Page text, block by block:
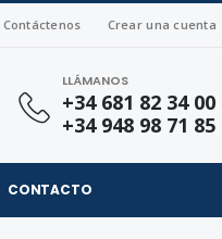
Contáctenos Crear una cuenta
LLÁMANOS
+34 681 82 34 00
+34 948 98 71 85
CONTACTO